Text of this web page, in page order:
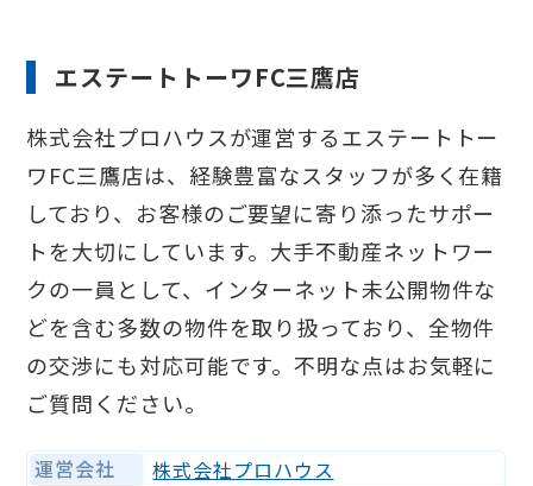
エステートトーワFC三鷹店
株式会社プロハウスが運営するエステートトー
ワFC三鷹店は、経験豊富なスタッフが多く在籍
しており、お客様のご要望に寄り添ったサポー
トを大切にしています。大手不動産ネットワー
クの一員として、インターネット未公開物件な
どを含む多数の物件を取り扱っており、全物件
の交渉にも対応可能です。不明な点はお気軽に
ご質問ください。
運営会社
株式会社プロハウス